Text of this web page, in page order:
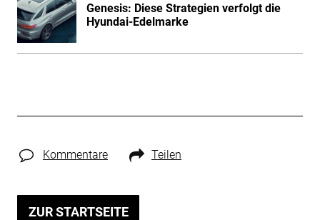
Genesis: Diese Strategien verfolgt die
Hyundai-Edelmarke
Kommentare Teilen
ZUR STARTSEITE